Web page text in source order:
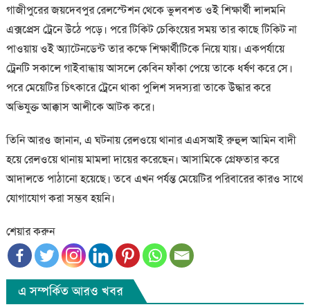
গাজীপুরের জয়দেবপুর রেলস্টেশন থেকে ভুলবশত ওই শিক্ষার্থী লালমনি
এক্সপ্রেস ট্রেনে উঠে পড়ে। পরে টিকিট চেকিংয়ের সময় তার কাছে টিকিট না
পাওয়ায় ওই অ্যাটেনডেন্ট তার কক্ষে শিক্ষার্থীটিকে নিয়ে যায়। একপর্যায়ে
ট্রেনটি সকালে গাইবান্ধায় আসলে কেবিন ফাঁকা পেয়ে তাকে ধর্ষণ করে সে।
পরে মেয়েটির চিৎকারে ট্রেনে থাকা পুলিশ সদস্যরা তাকে উদ্ধার করে
অভিযুক্ত আক্কাস আলীকে আটক করে।
তিনি আরও জানান, এ ঘটনায় রেলওয়ে থানার এএসআই রুহুল আমিন বাদী
হয়ে রেলওয়ে থানায় মামলা দায়ের করেছেন। আসামিকে গ্রেফতার করে
আদালতে পাঠানো হয়েছে। তবে এখন পর্যন্ত মেয়েটির পরিবারের কারও সাথে
যোগাযোগ করা সম্ভব হয়নি।
শেয়ার করুন
এ সম্পর্কিত আরও খবর